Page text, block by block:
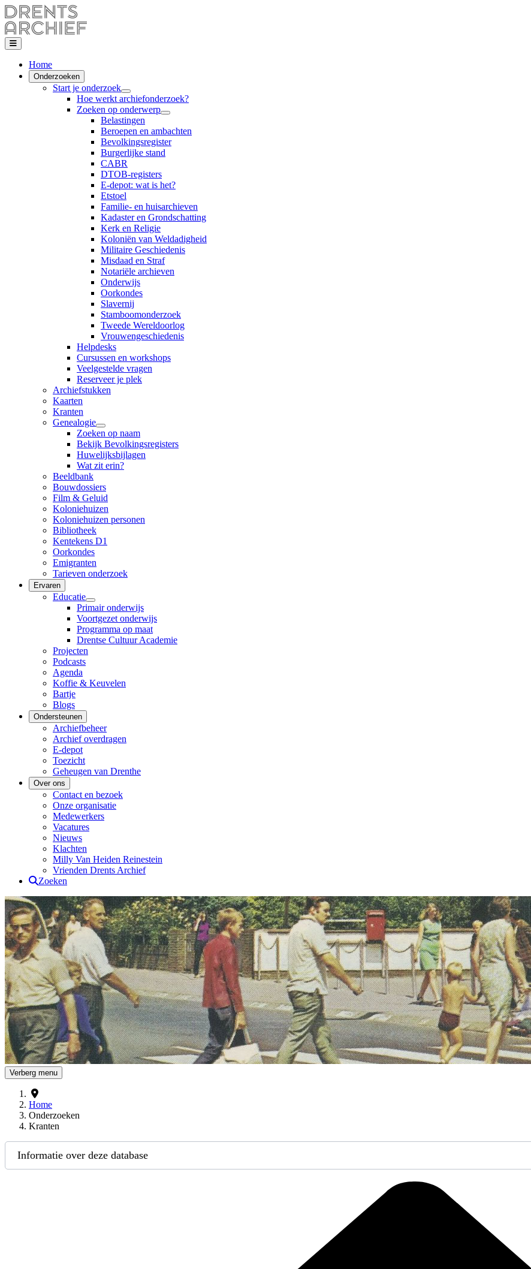
Home
Onderzoeken
Start je onderzoek
Hoe werkt archiefonderzoek?
Zoeken op onderwerp
Belastingen
Beroepen en ambachten
Bevolkingsregister
Burgerlijke stand
CABR
DTOB-registers
E-depot: wat is het?
Etstoel
Familie- en huisarchieven
Kadaster en Grondschatting
Kerk en Religie
Koloniën van Weldadigheid
Militaire Geschiedenis
Misdaad en Straf
Notariële archieven
Onderwijs
Oorkondes
Slavernij
Stamboomonderzoek
Tweede Wereldoorlog
Vrouwengeschiedenis
Helpdesks
Cursussen en workshops
Veelgestelde vragen
Reserveer je plek
Archiefstukken
Kaarten
Kranten
Genealogie
Zoeken op naam
Bekijk Bevolkingsregisters
Huwelijksbijlagen
Wat zit erin?
Beeldbank
Bouwdossiers
Film & Geluid
Koloniehuizen
Koloniehuizen personen
Bibliotheek
Kentekens D1
Oorkondes
Emigranten
Tarieven onderzoek
Ervaren
Educatie
Primair onderwijs
Voortgezet onderwijs
Programma op maat
Drentse Cultuur Academie
Projecten
Podcasts
Agenda
Koffie & Keuvelen
Bartje
Blogs
Ondersteunen
Archiefbeheer
Archief overdragen
E-depot
Toezicht
Geheugen van Drenthe
Over ons
Contact en bezoek
Onze organisatie
Medewerkers
Vacatures
Nieuws
Klachten
Milly Van Heiden Reinestein
Vrienden Drents Archief
Zoeken
Drents Archief
Verberg menu
Home
Onderzoeken
Kranten
Informatie over deze database